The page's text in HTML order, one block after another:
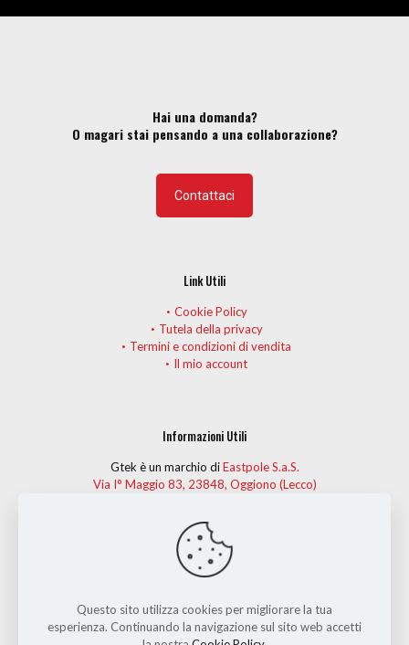
Hai una domanda?
O magari stai pensando a una collaborazione?
Contattaci
Link Utili
Cookie Policy
Tutela della privacy
Termini e condizioni di vendita
Il mio account
Informazioni Utili
Gtek è un marchio diEastpole S.a.S.
Via I° Maggio 83, 23848, Oggiono (Lecco)
Fax: (+39) 0341 261482
Per informazioni o per dare la tua opinione personale sui capi
Gtek, puoi contattarci all'indirizzo e-mail
Questo sito utilizza cookies per migliorare la tua
esperienza. Continuando la navigazione sul sito web accetti